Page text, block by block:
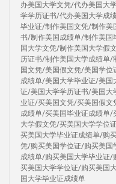
办美国大学文凭/代办美国大
学学历证书/代办美国大学成
毕业证/制作美国文凭/制作美
书/制作美国成绩单/制作美国
国大学文凭/制作美国大学假
历证书/制作美国大学成绩单
国文凭/美国假文凭/美国学
成绩单/美国大学毕业证/美
证/美国大学学历证书/美国大
业证/买美国文凭/买美国假文
成绩单/买美国毕业证成绩单/
大学假文凭/买美国大学学位
买美国大学毕业证成绩单/购
凭/购买美国学位证/购买美国
成绩单/购买美国大学毕业证
买美国大学学位证/购买美国
国大学毕业证成绩单